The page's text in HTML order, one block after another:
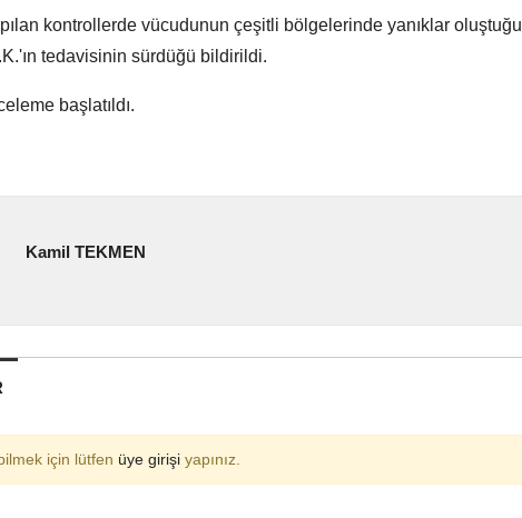
kontrollerde vücudunun çeşitli bölgelerinde yanıklar oluştuğu
tedavisinin sürdüğü bildirildi.
başlatıldı.
Kamil TEKMEN
için lütfen üye girişi yapınız.